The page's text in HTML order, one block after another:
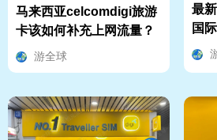
马来西亚celcomdigi旅游
卡该如何补充上网流量？
游全球
最
国